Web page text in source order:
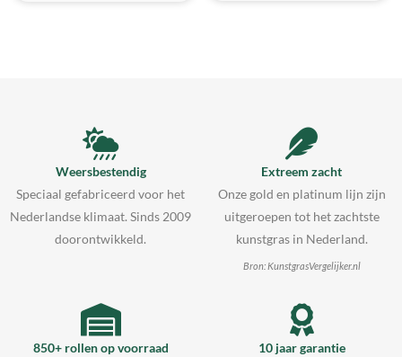
Weersbestendig
Speciaal gefabriceerd voor het
Nederlandse klimaat. Sinds 2009
doorontwikkeld.
Extreem zacht
Onze gold en platinum lijn zijn
uitgeroepen tot het zachtste
kunstgras in Nederland.
Bron: KunstgrasVergelijker.nl
850+ rollen op voorraad
10 jaar garantie